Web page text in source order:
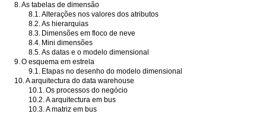
8.As tabelas de dimensão
8.1.Alterações nos valores dos atributos
8.2.As hierarquias
8.3. Dimensões em floco de neve
8.4. Mini dimensões
8.5.As datas e o modelo dimensional
9.O esquema em estrela
9.1. Etapas no desenho do modelo dimensional
10.A arquitectura do data warehouse
10.1.Os processos do negócio
10.2.A arquitectura em bus
10.3.A matriz em bus